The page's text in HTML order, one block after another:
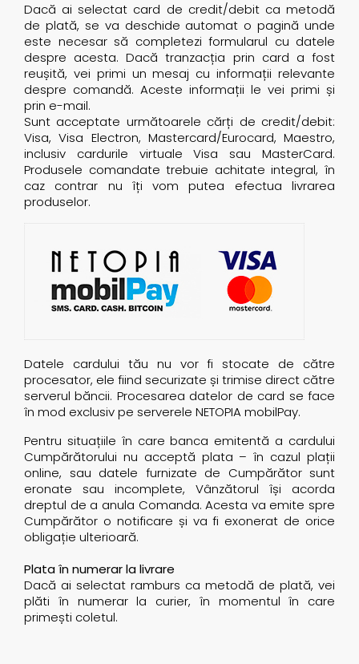
Dacă ai selectat card de credit/debit ca metodă
de plată, se va deschide automat o pagină unde
este necesar să completezi formularul cu datele
despre acesta. Dacă tranzacția prin card a fost
reușită, vei primi un mesaj cu informații relevante
despre comandă. Aceste informații le vei primi și
prin e-mail.
Sunt acceptate următoarele cărți de credit/debit:
Visa, Visa Electron, Mastercard/Eurocard, Maestro,
inclusiv cardurile virtuale Visa sau MasterCard.
Produsele comandate trebuie achitate integral, în
caz contrar nu îți vom putea efectua livrarea
produselor.
Datele cardului tău nu vor fi stocate de către
procesator, ele fiind securizate și trimise direct către
serverul băncii. Procesarea datelor de card se face
în mod exclusiv pe serverele NETOPIA mobilPay.
Pentru situațiile în care banca emitentă a cardului
Cumpărătorului nu acceptă plata – în cazul plații
online, sau datele furnizate de Cumpărător sunt
eronate sau incomplete, Vânzătorul își acorda
dreptul de a anula Comanda. Acesta va emite spre
Cumpărător o notificare și va fi exonerat de orice
obligație ulterioară.
Plata în numerar la livrare
Dacă ai selectat ramburs ca metodă de plată, vei
plăti în numerar la curier, în momentul în care
primești coletul.